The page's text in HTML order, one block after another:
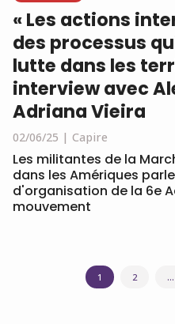
« Les actions
des processus
lutte dans les
interview avec
Adriana Vieira
02/06/25 Capire
Les militantes de la
dans les Amériques
d'organisation de la 6e
mouvement
Navigation
1 2 …